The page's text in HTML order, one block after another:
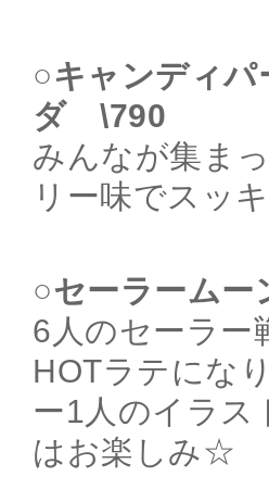
○キャンディパ
ダ \790
みんなが集ま
リー味でスッ
○セーラーム
6人のセーラー
HOTラテにな
ー1人のイラス
はお楽しみ☆